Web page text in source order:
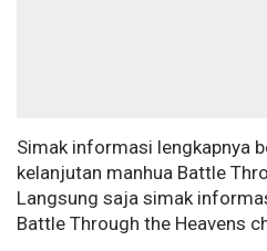
Simak informasi lengkapnya
kelanjutan manhua Battle
Langsung saja simak
Battle Through the Heavens